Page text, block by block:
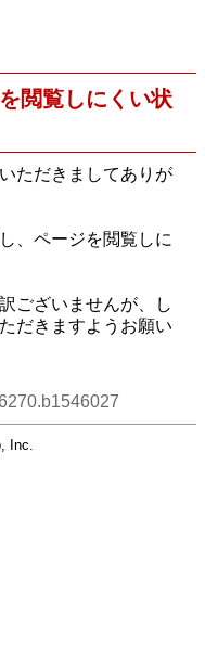
閲覧しにくい状
ただきましてありが
、ページを閲覧しに
ございませんが、し
だきますようお願い
Inc.